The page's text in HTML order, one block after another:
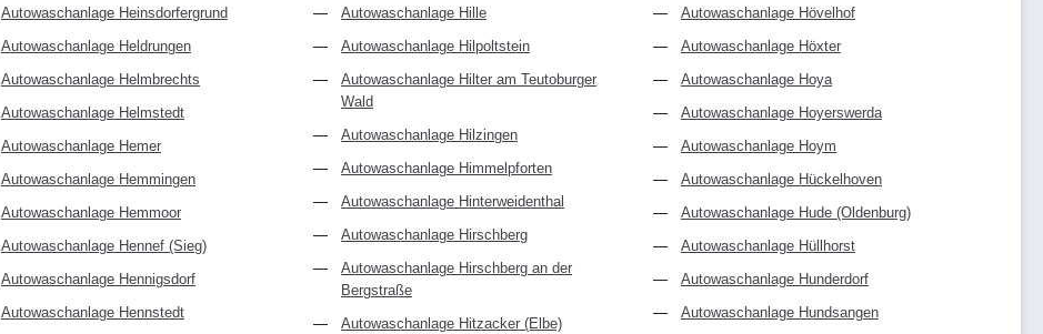
Autowaschanlage Heinsdorfergrund
Autowaschanlage Heldrungen
Autowaschanlage Helmbrechts
Autowaschanlage Helmstedt
Autowaschanlage Hemer
Autowaschanlage Hemmingen
Autowaschanlage Hemmoor
Autowaschanlage Hennef (Sieg)
Autowaschanlage Hennigsdorf
Autowaschanlage Hennstedt
Autowaschanlage Hille
Autowaschanlage Hilpoltstein
Autowaschanlage Hilter am Teutoburger
Wald
Autowaschanlage Hilzingen
Autowaschanlage Himmelpforten
Autowaschanlage Hinterweidenthal
Autowaschanlage Hirschberg
Autowaschanlage Hirschberg an der
Bergstraße
Autowaschanlage Hitzacker (Elbe)
Autowaschanlage Hövelhof
Autowaschanlage Höxter
Autowaschanlage Hoya
Autowaschanlage Hoyerswerda
Autowaschanlage Hoym
Autowaschanlage Hückelhoven
Autowaschanlage Hude (Oldenburg)
Autowaschanlage Hüllhorst
Autowaschanlage Hunderdorf
Autowaschanlage Hundsangen